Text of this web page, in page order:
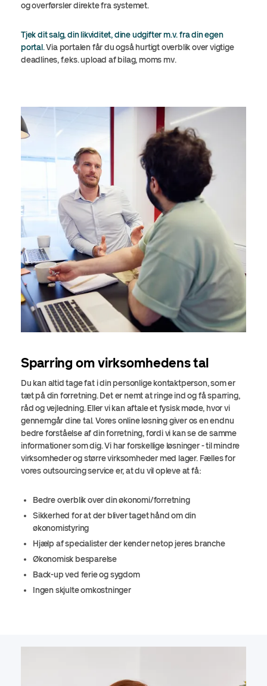
og overførsler direkte fra systemet.
Tjek dit salg, din likviditet, dine udgifter m.v. fra din egen
portal.Via portalen får du også hurtigt overblik over vigtige
deadlines, f.eks. upload af bilag, moms mv.
Sparring om virksomhedens tal
Du kan altid tage fat i din personlige kontaktperson, som er
tæt på din forretning. Det er nemt at ringe ind og få sparring,
råd og vejledning. Eller vi kan aftale et fysisk møde, hvor vi
gennemgår dine tal. Vores online løsning giver os en endnu
bedre forståelse af din forretning, fordi vi kan se de samme
informationer som dig. Vi har forskellige løsninger - til mindre
virksomheder og større virksomheder med lager. Fælles for
vores outsourcing service er, at du vil opleve at få:
Bedre overblik over din økonomi/forretning
Sikkerhed for at der bliver taget hånd om din
økonomistyring
Hjælp af specialister der kender netop jeres branche
Økonomisk besparelse
Back-up ved ferie og sygdom
Ingen skjulte omkostninger